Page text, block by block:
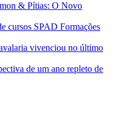
& Pítias: O Novo
cursos SPAD Formações
vivenciou no último
de um ano repleto de